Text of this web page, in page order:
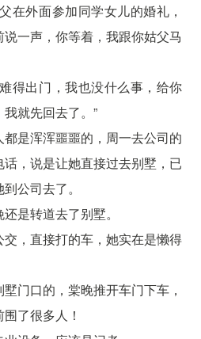
在外面参加同学女儿的婚礼，
一声，你等着，我跟你姑父马
得出门，我也没什么事，给你
就先回去了。”
是浑浑噩噩的，周一去公司的
，说是让她直接过去别墅，已
公司去了。
是转道去了别墅。
交，直接打的车，她实在是懒得
门口的，棠晚推开车门下车，
了很多人！